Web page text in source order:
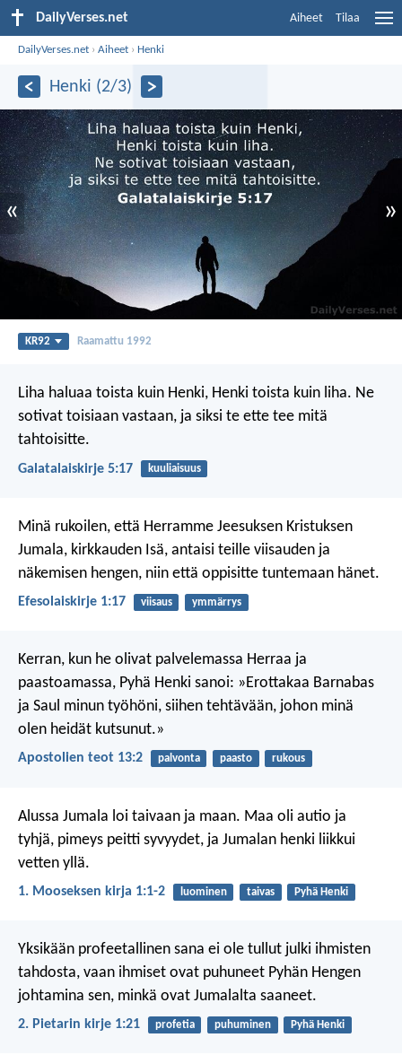
DailyVerses.net Aiheet Tilaa
DailyVerses.net ›Aiheet › Henki
Henki (2/3)
« »
KR92 Raamattu 1992
Liha haluaa toista kuin Henki, Henki toista kuin liha. Ne
sotivat toisiaan vastaan, ja siksi te ette tee mitä
tahtoisitte.
Galatalaiskirje 5:17 kuuliaisuus
Minä rukoilen, että Herramme Jeesuksen Kristuksen
Jumala, kirkkauden Isä, antaisi teille viisauden ja
näkemisen hengen, niin että oppisitte tuntemaan hänet.
Efesolaiskirje 1:17 viisaus ymmärrys
Kerran, kun he olivat palvelemassa Herraa ja
paastoamassa, Pyhä Henki sanoi: »Erottakaa Barnabas
ja Saul minun työhöni, siihen tehtävään, johon minä
olen heidät kutsunut.»
Apostolien teot 13:2 palvonta paasto rukous
Alussa Jumala loi taivaan ja maan. Maa oli autio ja
tyhjä, pimeys peitti syvyydet, ja Jumalan henki liikkui
vetten yllä.
1. Mooseksen kirja 1:1-2 luominen taivas Pyhä Henki
Yksikään profeetallinen sana ei ole tullut julki ihmisten
tahdosta, vaan ihmiset ovat puhuneet Pyhän Hengen
johtamina sen, minkä ovat Jumalalta saaneet.
2. Pietarin kirje 1:21 profetia puhuminen Pyhä Henki